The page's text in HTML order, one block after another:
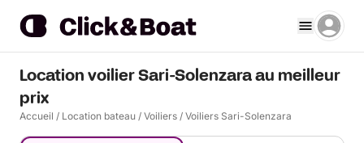
Location voilier Sari-Solenzara au meilleur
prix
Accueil / Location bateau / Voiliers / Voiliers Sari-Solenzara